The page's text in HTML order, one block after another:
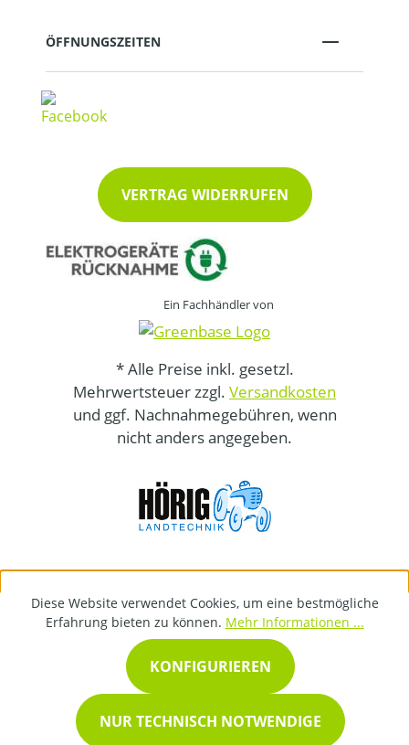
ÖFFNUNGSZEITEN
VERTRAG WIDERRUFEN
Ein Fachhändler von
* Alle Preise inkl. gesetzl.
Mehrwertsteuer zzgl. Versandkosten
und ggf. Nachnahmegebühren, wenn
nicht anders angegeben.
Diese Website verwendet Cookies, um eine bestmögliche
Erfahrung bieten zu können. Mehr Informationen ...
NUR TECHNISCH NOTWENDIGE
KONFIGURIEREN